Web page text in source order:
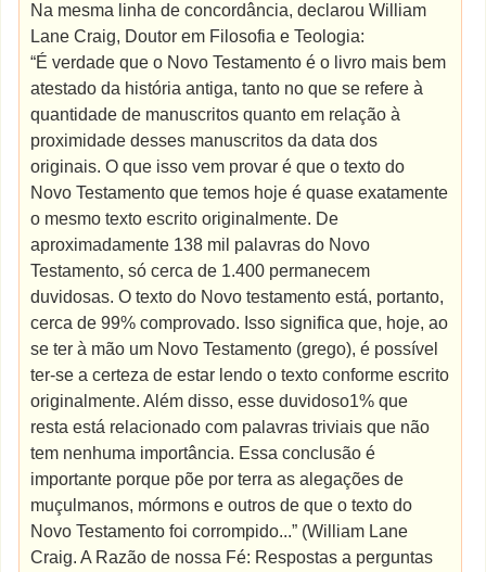
Na mesma linha de concordância, declarou William
Lane Craig, Doutor em Filosofia e Teologia:
“É verdade que o Novo Testamento é o livro mais bem
atestado da história antiga, tanto no que se refere à
quantidade de manuscritos quanto em relação à
proximidade desses manuscritos da data dos
originais. O que isso vem provar é que o texto do
Novo Testamento que temos hoje é quase exatamente
o mesmo texto escrito originalmente. De
aproximadamente 138 mil palavras do Novo
Testamento, só cerca de 1.400 permanecem
duvidosas. O texto do Novo testamento está, portanto,
cerca de 99% comprovado. Isso significa que, hoje, ao
se ter à mão um Novo Testamento (grego), é possível
ter-se a certeza de estar lendo o texto conforme escrito
originalmente. Além disso, esse duvidoso1% que
resta está relacionado com palavras triviais que não
tem nenhuma importância. Essa conclusão é
importante porque põe por terra as alegações de
muçulmanos, mórmons e outros de que o texto do
Novo Testamento foi corrompido...” (William Lane
Craig. A Razão de nossa Fé: Respostas a perguntas